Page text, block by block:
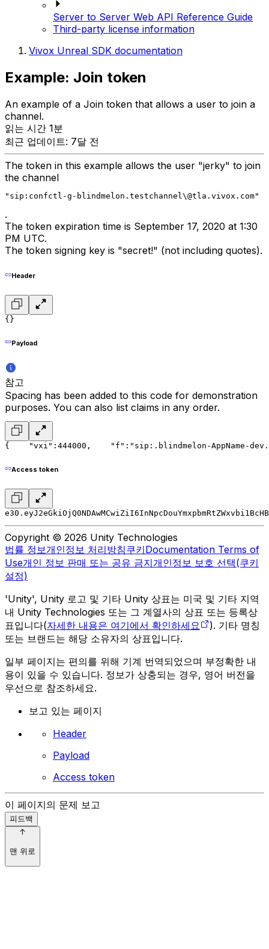
Server to Server Web API Reference Guide
Third-party license information
Vivox Unreal SDK documentation
Example: Join token
An example of a Join token that allows a user to join a
channel.
읽는 시간 1분
최근 업데이트: 7달 전
The token in this example allows the user "jerky" to join
the channel
"sip:confctl-g-blindmelon.testchannel\@tla.vivox.com"
.
The token expiration time is September 17, 2020 at 1:30
PM UTC.
The token signing key is "secret!" (not including quotes).
Header
{}
Payload
참고
Spacing has been added to this code for demonstration
purposes. You can also list claims in any order.
{
    "vxi":444000,
"f":"sip:.blindmelon-AppName-
Access token
Copyright © 2026 Unity Technologies
법률 정보개인정보 처리방침쿠키Documentation Terms of
Use개인 정보 판매 또는 공유 금지개인정보 보호 선택(쿠키
설정)
'Unity', Unity 로고 및 기타 Unity 상표는 미국 및 기타 지역
내 Unity Technologies 또는 그 계열사의 상표 또는 등록상
표입니다(자세한 내용은 여기에서 확인하세요
). 기타 명칭
또는 브랜드는 해당 소유자의 상표입니다.
일부 페이지는 편의를 위해 기계 번역되었으며 부정확한 내
용이 있을 수 있습니다. 정보가 상충되는 경우, 영어 버전을
우선으로 참조하세요.
보고 있는 페이지
Header
Payload
Access token
이 페이지의 문제 보고
피드백
맨 위로